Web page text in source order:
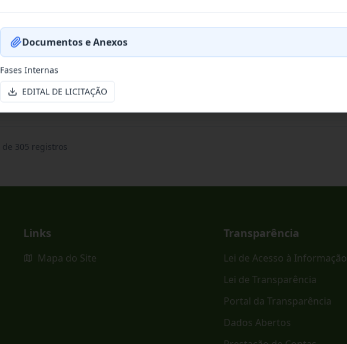
REGISTRO DE PREÇOS PARA FUTURO E EVENTUAL FORNECIMENTO DE GA...
Pregrão Eletrônico PREGÃO ELETRÔNICO - SRP Nº 023/2026.
de 305 registros
Links
Mapa do Site
Transparência
Lei de Acesso à Informação
Lei de Transparência
Portal da Transparência
Dados Abertos
Documentos e Anexos
Fases Internas
EDITAL DE LICITAÇÃO